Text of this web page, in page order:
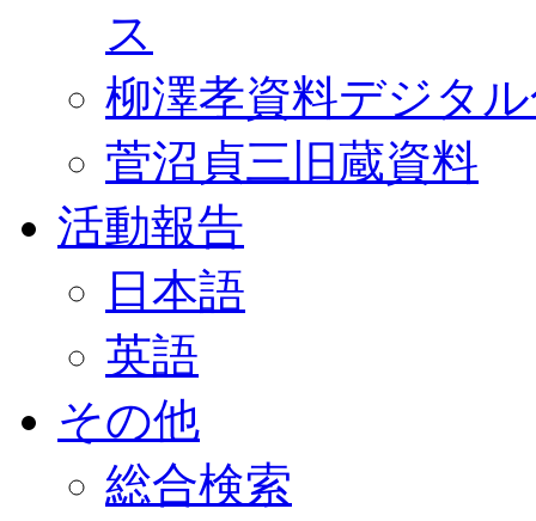
ス
柳澤孝資料デジタ
菅沼貞三旧蔵資料
活動報告
日本語
英語
その他
総合検索